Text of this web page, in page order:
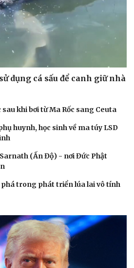
dụng cá sấu để canh giữ nhà
khi bơi từ Ma Rốc sang Ceuta
huynh, học sinh về ma túy LSD
Sarnath (Ấn Độ) - nơi Đức Phật
phá trong phát triển lúa lai vô tính